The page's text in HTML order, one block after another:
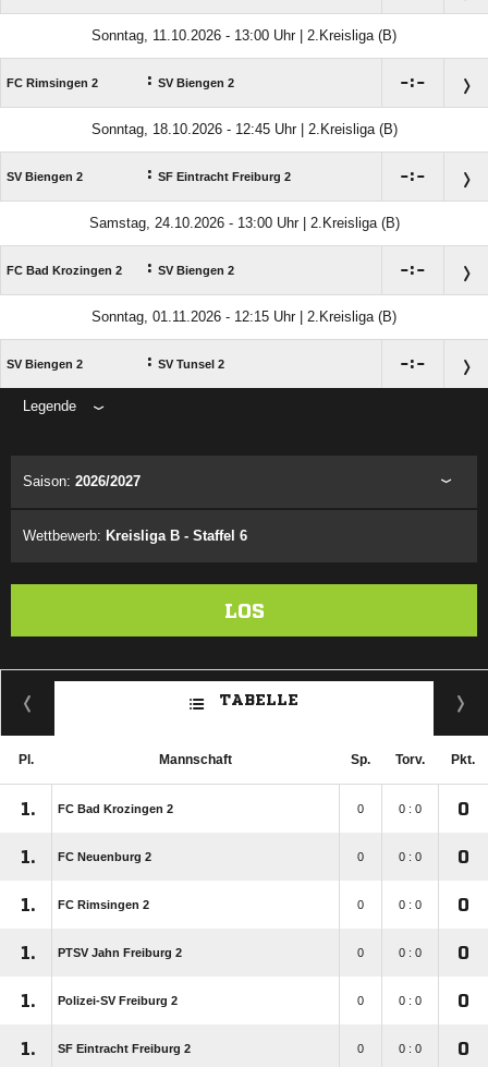
Sonntag, 11.10.2026 - 13:00 Uhr | 2.Kreisliga (B)
FC Rimsingen 2 : SV Biengen 2 :
Sonntag, 18.10.2026 - 12:45 Uhr | 2.Kreisliga (B)
SV Biengen 2 : SF Eintracht Freiburg 2 :
Samstag, 24.10.2026 - 13:00 Uhr | 2.Kreisliga (B)
FC Bad Krozingen 2 : SV Biengen 2 :
Sonntag, 01.11.2026 - 12:15 Uhr | 2.Kreisliga (B)
SV Biengen 2 : SV Tunsel 2 :
Legende
Saison: 2026/2027
Wettbewerb: Kreisliga B - Staffel 6
LOS
TABELLE
Pl. Mannschaft Sp. Torv. Pkt.
1. FC Bad Krozingen 2 0 0 : 0 0
1. FC Neuenburg 2 0 0 : 0 0
1. FC Rimsingen 2 0 0 : 0 0
1. PTSV Jahn Freiburg 2 0 0 : 0 0
1. Polizei-SV Freiburg 2 0 0 : 0 0
1. SF Eintracht Freiburg 2 0 0 : 0 0